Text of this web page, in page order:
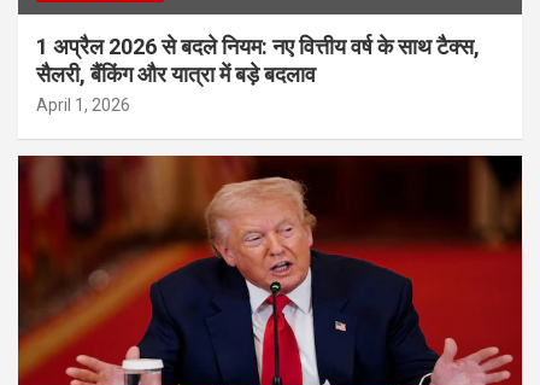
1 अप्रैल 2026 से बदले नियम: नए वित्तीय वर्ष के साथ टैक्स,
सैलरी, बैंकिंग और यात्रा में बड़े बदलाव
April 1, 2026